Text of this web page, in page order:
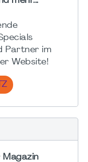
Partner im
Website!
Magazin